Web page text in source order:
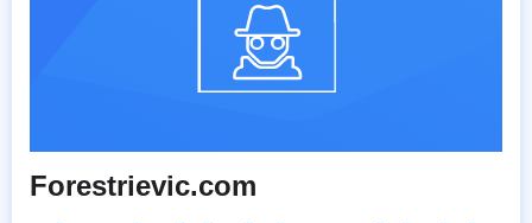
Forestrievic.com